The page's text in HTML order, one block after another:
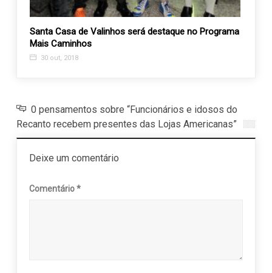
Santa Casa de Valinhos será destaque no Programa
Mais Caminhos
30 out, 2018
0 pensamentos sobre “Funcionários e idosos do
Recanto recebem presentes das Lojas Americanas”
Deixe um comentário
Comentário*